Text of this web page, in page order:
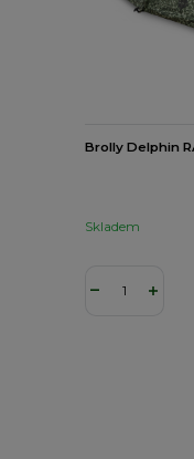
Brolly Delphin
Skladem